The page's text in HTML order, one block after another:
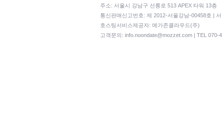
주소: 서울시 강남구 선릉로 513 APEX 타워 13층
통신판매신고번호: 제 2012-서울강남-00458호 |
호스팅서비스제공자: 메가존클라우드(주)
고객문의: info.noondate@mozzet.com | TEL 070-